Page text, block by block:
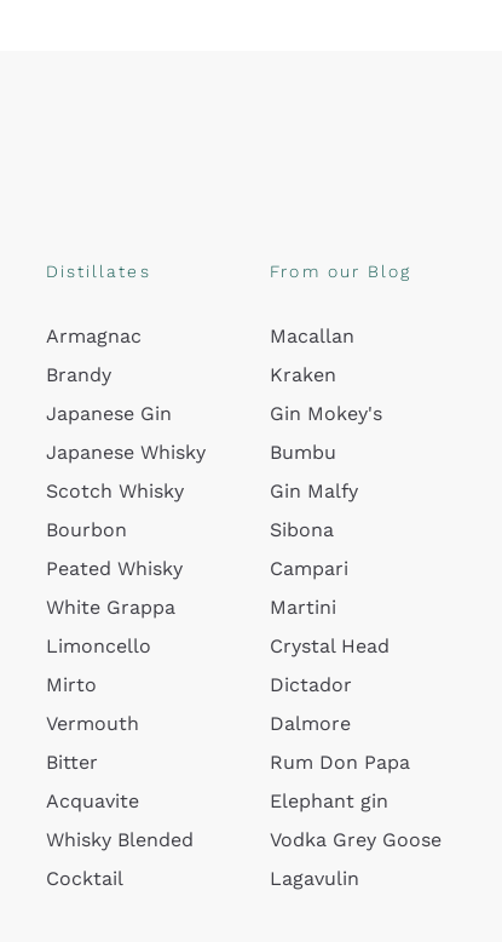
Distillates
Armagnac
Brandy
Japanese Gin
Japanese Whisky
Scotch Whisky
Bourbon
Peated Whisky
White Grappa
Limoncello
Mirto
Vermouth
Bitter
Acquavite
Whisky Blended
Cocktail
From our Blog
Macallan
Kraken
Gin Mokey's
Bumbu
Gin Malfy
Sibona
Campari
Martini
Crystal Head
Dictador
Dalmore
Rum Don Papa
Elephant gin
Vodka Grey Goose
Lagavulin